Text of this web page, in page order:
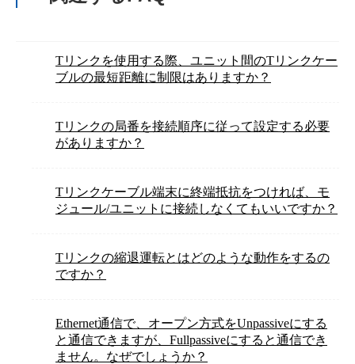
Tリンクを使用する際、ユニット間のTリンクケー
ブルの最短距離に制限はありますか？
Tリンクの局番を接続順序に従って設定する必要
がありますか？
Tリンクケーブル端末に終端抵抗をつければ、モ
ジュール/ユニットに接続しなくてもいいですか？
Tリンクの縮退運転とはどのような動作をするの
ですか？
Ethernet通信で、オープン方式をUnpassiveにする
と通信できますが、Fullpassiveにすると通信でき
ません。なぜでしょうか？